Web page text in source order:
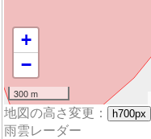
+
−
300 m
地図の高さ変更： h700px
雨雲レーダー